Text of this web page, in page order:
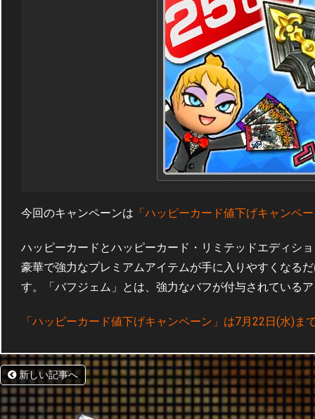
今回のキャンペーンは 「ハッピーカード値下げキャンペ
ハッピーカードとハッピーカード・リミテッドエディシ
豪華で強力なプレミアムアイテムが手に入りやすくなる
す。「バフジェム」とは、強力なバフが付与されている
「ハッピーカード値下げキャンペーン」は7月22日(水)ま
新しい記事へ